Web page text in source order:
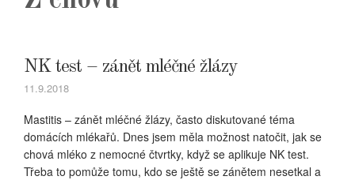
NK test – zánět mléčné žlázy
11.9.2018
Mastitis – zánět mléčné žlázy, často diskutované téma
domácích mlékařů. Dnes jsem měla možnost natočit, jak se
chová mléko z nemocné čtvrtky, když se aplikuje NK test.
Třeba to pomůže tomu, kdo se ještě se zánětem nesetkal a